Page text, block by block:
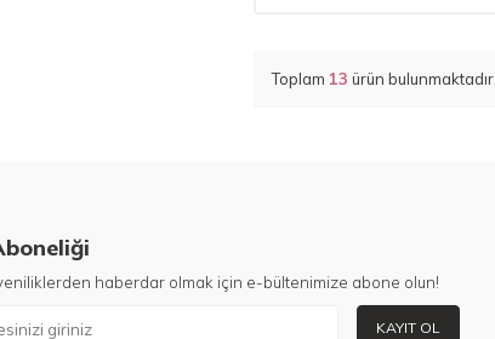
Toplam 13 ürün bulunmaktadır.
haberdar olmak için e-bültenimize abone olun!
KAYIT OL